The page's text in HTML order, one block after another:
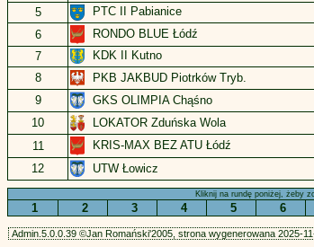
5 PTC II Pabianice
6 RONDO BLUE Łódź
7 KDK II Kutno
8 PKB JAKBUD Piotrków Tryb.
9 GKS OLIMPIA Chąśno
10 LOKATOR Zduńska Wola
11 KRIS-MAX BEZ ATU Łódź
12 UTW Łowicz
Kliknij na rundę poniżej, żeby
1 2 3 4 5 6
Admin.5.0.0.39 ©Jan Romański'2005, strona wygenerowana 2025-